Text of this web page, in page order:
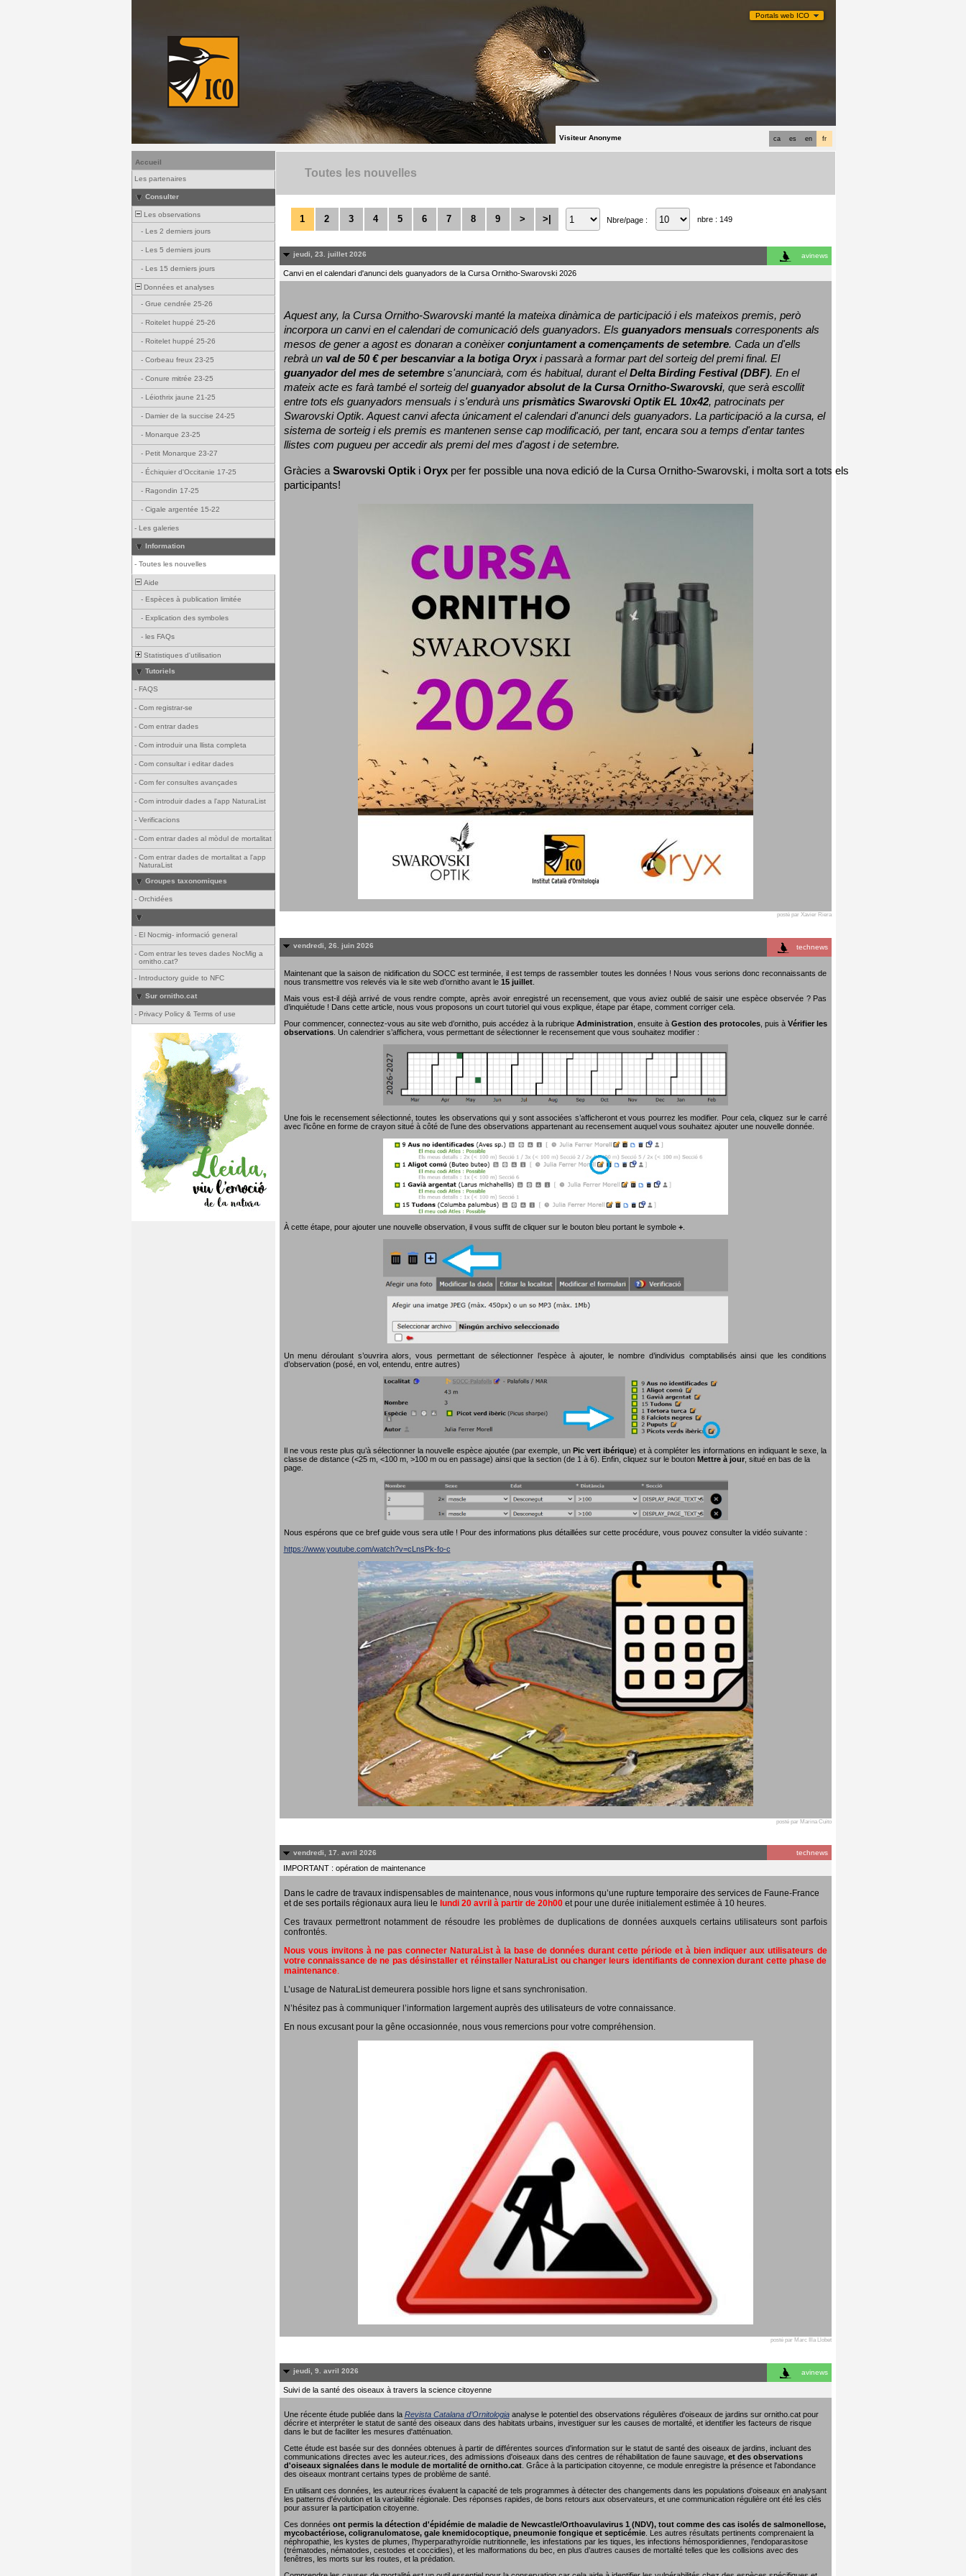
Portals web ICO
fr
en
es
ca
Visiteur Anonyme
Accueil
Les partenaires
Consulter
Les observations
- Les 2 derniers jours
- Les 5 derniers jours
- Les 15 derniers jours
Données et analyses
- Grue cendrée 25-26
- Roitelet huppé 25-26
- Roitelet huppé 25-26
- Corbeau freux 23-25
- Conure mitrée 23-25
- Léiothrix jaune 21-25
- Damier de la succise 24-25
- Monarque 23-25
- Petit Monarque 23-27
- Échiquier d'Occitanie 17-25
- Ragondin 17-25
- Cigale argentée 15-22
- Les galeries
Information
- Toutes les nouvelles
Aide
- Espèces à publication limitée
- Explication des symboles
- les FAQs
Statistiques d'utilisation
Tutoriels
- FAQS
- Com registrar-se
- Com entrar dades
- Com introduir una llista completa
- Com consultar i editar dades
- Com fer consultes avançades
- Com introduir dades a l'app NaturaList
- Verificacions
- Com entrar dades al mòdul de mortalitat
- Com entrar dades de mortalitat a l'app
NaturaList
Groupes taxonomiques
- Orchidées
- El Nocmig- informació general
- Com entrar les teves dades NocMig a
ornitho.cat?
- Introductory guide to NFC
Sur ornitho.cat
- Privacy Policy & Terms of use
Toutes les nouvelles
1 2 3 4 5 6 7 8 9 > >| Nbre/page : nbre : 149
jeudi, 23. juillet 2026 avinews
Canvi en el calendari d'anunci dels guanyadors de la Cursa Ornitho-Swarovski 2026
Aquest any, la Cursa Ornitho-Swarovski manté la mateixa dinàmica de participació i els mateixos premis, però
incorpora un canvi en el calendari de comunicació dels guanyadors. Els guanyadors mensuals corresponents als
mesos de gener a agost es donaran a conèixer conjuntament a començaments de setembre. Cada un d'ells
rebrà un val de 50 € per bescanviar a la botiga Oryx i passarà a formar part del sorteig del premi final.
El
guanyador del mes de setembre s'anunciarà, com és habitual, durant el Delta Birding Festival (DBF). En el
mateix acte es farà també el sorteig del guanyador absolut de la Cursa Ornitho-Swarovski, que serà escollit
entre tots els guanyadors mensuals i s'endurà uns prismàtics Swarovski Optik EL 10x42, patrocinats per
Swarovski Optik. Aquest canvi afecta únicament el calendari d'anunci dels guanyadors. La participació a la cursa, el
sistema de sorteig i els premis es mantenen sense cap modificació, per tant, encara sou a temps d'entar tantes
llistes com pugueu per accedir als premi del mes d'agost i de setembre.
Gràcies a Swarovski Optik i Oryx per fer possible una nova edició de la Cursa Ornitho-Swarovski, i molta sort a tots els
participants!
posté par Xavier Riera
vendredi, 26. juin 2026 technews
Maintenant que la saison de nidification du SOCC est terminée, il est temps de rassembler toutes les données ! Nous vous serions donc reconnaissants de
nous transmettre vos relevés via le site web d’ornitho avant le 15 juillet.
Mais vous est-il déjà arrivé de vous rendre compte, après avoir enregistré un recensement, que vous aviez oublié de saisir une espèce observée ? Pas
d’inquiétude ! Dans cette article, nous vous proposons un court tutoriel qui vous explique, étape par étape, comment corriger cela.
Pour commencer, connectez-vous au site web d’ornitho, puis accédez à la rubrique Administration , ensuite à Gestion des protocoles, puis à Vérifier les
observations. Un calendrier s’affichera, vous permettant de sélectionner le recensement que vous souhaitez modifier :
Une fois le recensement sélectionné, toutes les observations qui y sont associées s’afficheront et vous pourrez les modifier. Pour cela, cliquez sur le carré
avec l’icône en forme de crayon situé à côté de l’une des observations appartenant au recensement auquel vous souhaitez ajouter une nouvelle donnée.
À cette étape, pour ajouter une nouvelle observation, il vous suffit de cliquer sur le bouton bleu portant le symbole +.
Un menu déroulant s’ouvrira alors, vous permettant de sélectionner l’espèce à ajouter, le nombre d’individus comptabilisés ainsi que les conditions
d’observation (posé, en vol, entendu, entre autres)
Il ne vous reste plus qu’à sélectionner la nouvelle espèce ajoutée (par exemple, un Pic vert ibérique) et à compléter les informations en indiquant le sexe, la
classe de distance (<25 m, <100 m, >100 m ou en passage) ainsi que la section (de 1 à 6). Enfin, cliquez sur le bouton Mettre à jour, situé en bas de la
page.
Nous espérons que ce bref guide vous sera utile ! Pour des informations plus détaillées sur cette procédure, vous pouvez consulter la vidéo suivante :
https://www.youtube.com/watch?v=cLnsPk-fo-c
posté par Marina Cuito
vendredi, 17. avril 2026 technews
IMPORTANT : opération de maintenance
Dans le cadre de travaux indispensables de maintenance, nous vous informons qu’une rupture temporaire des services de Faune-France
et de ses portails régionaux aura lieu le lundi 20 avril à partir de 20h00 et pour une durée initialement estimée à 10 heures.
Ces travaux permettront notamment de résoudre les problèmes de duplications de données auxquels certains utilisateurs sont parfois
confrontés.
Nous vous invitons à ne pas connecter NaturaList à la base de données durant cette période et à bien indiquer aux utilisateurs de
votre connaissance de ne pas désinstaller et réinstaller NaturaList ou changer leurs identifiants de connexion durant cette phase de
maintenance.
L’usage de NaturaList demeurera possible hors ligne et sans synchronisation.
N’hésitez pas à communiquer l’information largement auprès des utilisateurs de votre connaissance.
En nous excusant pour la gêne occasionnée, nous vous remercions pour votre compréhension.
posté par Marc Illa Llobet
jeudi, 9. avril 2026 avinews
Suivi de la santé des oiseaux à travers la science citoyenne
Une récente étude publiée dans la Revista Catalana d’Ornitologiaanalyse le potentiel des observations régulières d'oiseaux de jardins sur ornitho.cat pour
décrire et interpréter le statut de santé des oiseaux dans des habitats urbains, investiguer sur les causes de mortalité, et identifier les facteurs de risque
dans le but de faciliter les mesures d'atténuation.
Cette étude est basée sur des données obtenues à partir de différentes sources d'information sur le statut de santé des oiseaux de jardins, incluant des
communications directes avec les auteur.rices, des admissions d'oiseaux dans des centres de réhabilitation de faune sauvage, et des observations
d'oiseaux signalées dans le module de mortalité de ornitho.cat. Grâce à la participation citoyenne, ce module enregistre la présence et l'abondance
des oiseaux montrant certains types de problème de santé.
En utilisant ces données, les auteur.rices évaluent la capacité de tels programmes à détecter des changements dans les populations d'oiseaux en analysant
les patterns d'évolution et la variabilité régionale. Des réponses rapides, de bons retours aux observateurs, et une communication régulière ont été les clés
pour assurer la participation citoyenne.
Ces données ont permis la détection d'épidémie de maladie de Newcastle/Orthoavulavirus 1 (NDV), tout comme des cas isolés de salmonellose,
mycobactériose, coligranulomatose, gale knemidocoptique, pneumonie fongique et septicémie. Les autres résultats pertinents comprenaient la
néphropathie, les kystes de plumes, l’hyperparathyroïdie nutritionnelle, les infestations par les tiques, les infections hémosporidiennes, l’endoparasitose
(trématodes, nématodes, cestodes et coccidies), et les malformations du bec, en plus d’autres causes de mortalité telles que les collisions avec des
fenêtres, les morts sur les routes, et la prédation.